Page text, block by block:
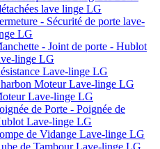
lave linge LG
- Sécurité de porte lave-
LG
- Joint de porte - Hublot
linge LG
Lave-linge LG
Moteur Lave-linge LG
Lave-linge LG
de Porte - Poignée de
Lave-linge LG
de Vidange Lave-linge LG
de Tambour Lave-linge LG